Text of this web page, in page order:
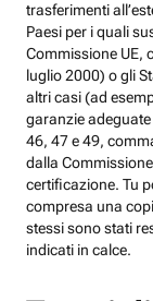
trasferimenti
Paesi per i quali
Commissione UE,
luglio 2000) o gli
altri casi (ad
garanzie
46, 47 e 49,
dalla
certificazione. Tu
compresa una
stessi sono stati
indicati in calce.